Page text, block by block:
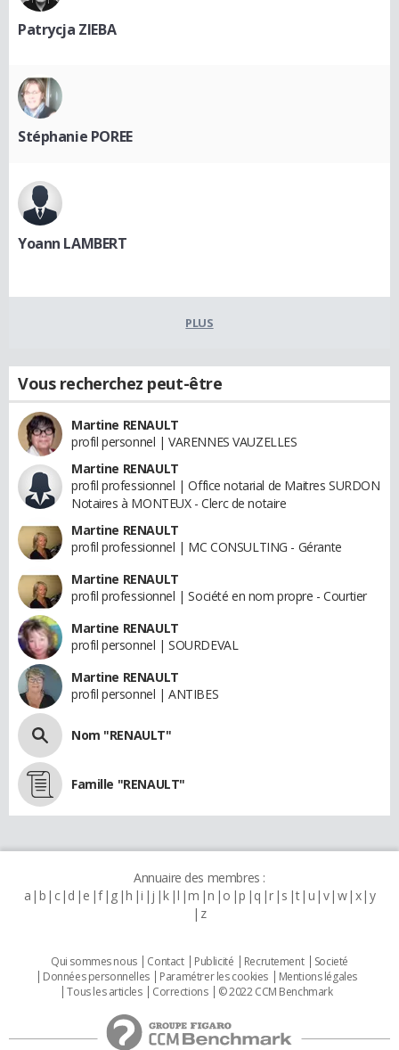
Patrycja ZIEBA
Stéphanie POREE
Yoann LAMBERT
PLUS
Vous recherchez peut-être
Martine RENAULT
profil personnel | VARENNES VAUZELLES
Martine RENAULT
profil professionnel | Office notarial de Maitres SURDON
Notaires à MONTEUX - Clerc de notaire
Martine RENAULT
profil professionnel | MC CONSULTING - Gérante
Martine RENAULT
profil professionnel | Société en nom propre - Courtier
Martine RENAULT
profil personnel | SOURDEVAL
Martine RENAULT
profil personnel | ANTIBES
Nom "RENAULT"
Famille "RENAULT"
Annuaire des membres :
a b c d e f g h i j k l m n o p q r s t u v w x y
z
Qui sommes nous Contact Publicité Recrutement
Societé
Données personnelles
Paramétrer les cookies
Mentions légales
Tous les articles
Corrections © 2022 CCM Benchmark